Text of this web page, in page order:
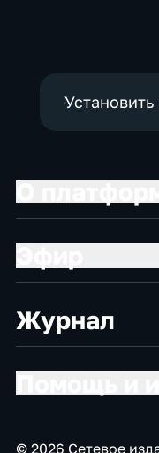
Журнал
© 2026 Сетевое